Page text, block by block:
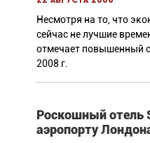
Несмотря на то, что
сейчас не лучшие
отмечает повышенный
2008 г.
Роскошный отель
аэропорту